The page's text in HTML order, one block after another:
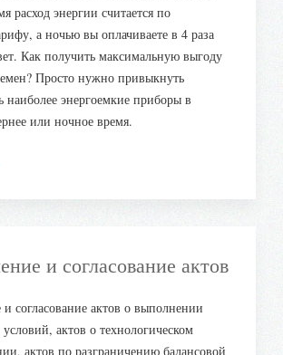
расход энергии считается по
а ночью вы оплачиваете в 4 раза
Как получить максимальную выгоду
Просто нужно привыкнуть
наиболее энергоемкие приборы в
или ночное время.
и согласование актов
согласование актов о выполнении
актов о технологическом
актов по разграничению балансовой